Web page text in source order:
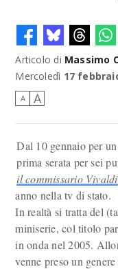
Articolo di Massimo
Mercoledì 17
A A
Dal 10 gennaio per
prima serata per sei
il commissario Vivaldi
anno nella tv di stato.
In realtà si tratta del
miniserie, col titolo
in onda nel 2005.
venne preso un